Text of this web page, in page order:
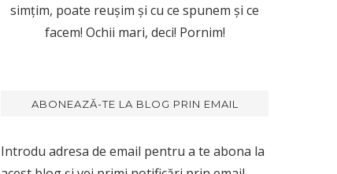
simțim, poate reușim și cu ce spunem și ce
facem! Ochii mari, deci! Pornim!
ABONEAZĂ-TE LA BLOG PRIN EMAIL
Introdu adresa de email pentru a te abona la